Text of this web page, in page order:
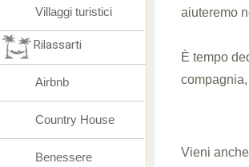
aiuteremo
È tempo
Vieni
Villaggi turistici
Rilassarti
Airbnb
Country House
Benessere